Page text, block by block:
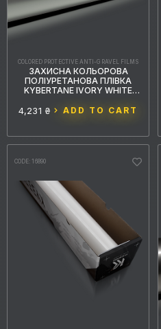
COLORED PROTECTIVE ANTI-GRAVEL FILMS
ЗАХИСНА КОЛЬОРОВА
ПОЛІУРЕТАНОВА ПЛІВКА
KYBERTANE IVORY WHITE
4,231 ₴ ADD TO CART
CODE: 16890